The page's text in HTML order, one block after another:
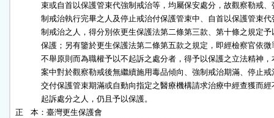
束或自首以保護管束代強制戒治等，均屬保安處分，故觀察勒戒、
制戒治執行完畢之人及停止戒治付保護管束中、自首以保護管束代
制戒治之人，得分別依更生保護法第二條第三款、第十條之規定予
保護；另有鑒於更生保護法第二條第五款之規定，即經檢察官依微
不舉原則而為職權予以不起訴之處分者，得予以保護之立法精神，
案中對於觀察勒戒後無繼續施用毒品傾向、強制戒治期滿、停止戒
交付保護管束期滿或自動向指定之醫療機構請求治療中經查獲而經
              起訴處分之人，仍且予以保護。
正    本：臺灣更生保護會